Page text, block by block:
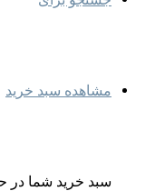
مشاهده سبد خرید
سبد خرید شما